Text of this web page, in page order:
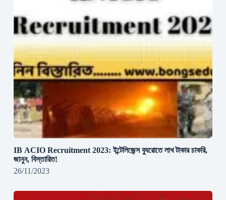
IB ACIO Recruitment 2023: ইন্টেলিজেন্স ব্যুরোতে লাখ টাকার চাকরি,
জানুন, বিস্তারিত!
26/11/2023